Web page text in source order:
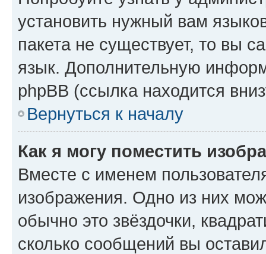
установить нужный вам
пакета не существует, то вы
язык. Дополнительную
phpBB (ссылка находится
Вернуться к началу
Как я могу поместить
Вместе с именем
изображения. Одно из них
обычно это звёздочки,
сколько сообщений вы